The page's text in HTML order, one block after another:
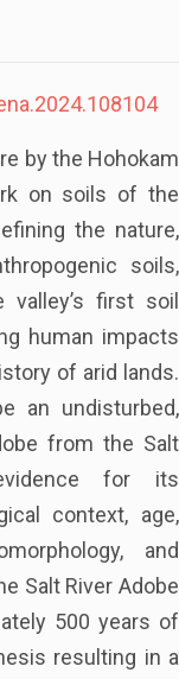
by the Hohokam
on soils of the
the nature,
soils,
valley’s first soil
human impacts
of arid lands.
an undisturbed,
from the Salt
for its
context, age,
and
Salt River Adobe
500 years of
resulting in a